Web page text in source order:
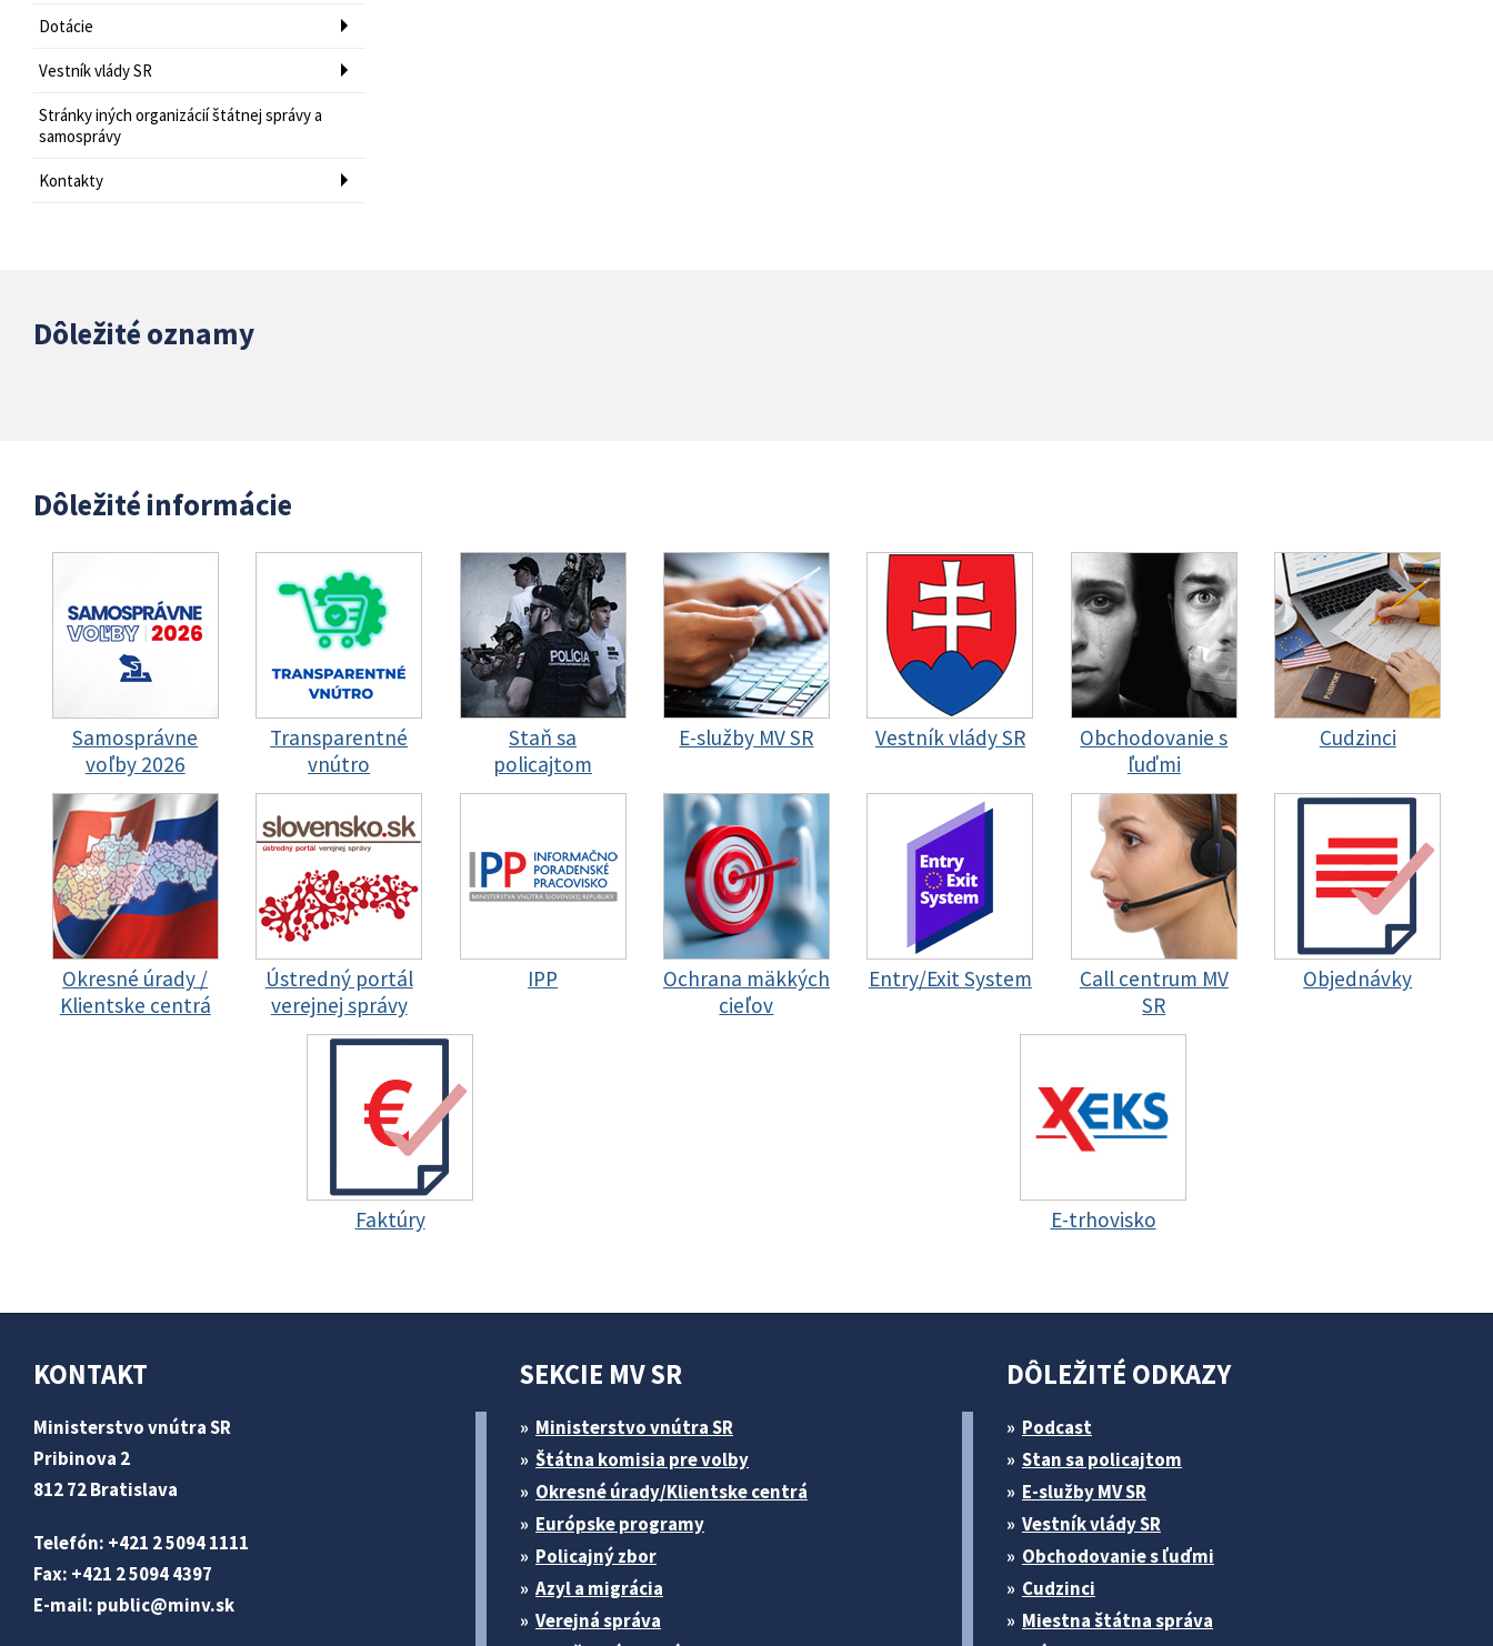
Dotácie
Vestník vlády SR
Stránky iných organizácií štátnej správy a
samosprávy
Kontakty
Dôležité oznamy
Dôležité informácie
Samosprávne
voľby 2026
Transparentné
vnútro
Staň sa
policajtom
E-služby MV SR Vestník vlády SR
Obchodovanie s
ľuďmi
Cudzinci
Okresné úrady /
Klientske centrá
Ústredný portál
verejnej správy
IPP
Ochrana mäkkých
cieľov
Entry/Exit System
Call centrum MV
SR
Objednávky
Faktúry E-trhovisko
KONTAKT
Ministerstvo vnútra SR
Pribinova 2
812 72 Bratislava
Telefón: +421 2 5094 1111
Fax: +421 2 5094 4397
E-mail: public@minv.sk
SEKCIE MV SR
Ministerstvo vnútra SR
Štátna komisia pre volby
Okresné úrady/Klientske centrá
Európske programy
Policajný zbor
Azyl a migrácia
Verejná správa
DÔLEŽITÉ ODKAZY
Podcast
Stan sa policajtom
E-služby MV SR
Vestník vlády SR
Obchodovanie s ľuďmi
Cudzinci
Miestna štátna správa